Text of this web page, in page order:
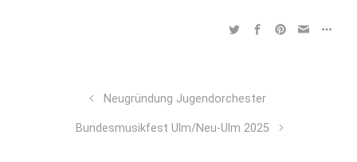
Neugründung Jugendorchester
Bundesmusikfest Ulm/Neu-Ulm 2025